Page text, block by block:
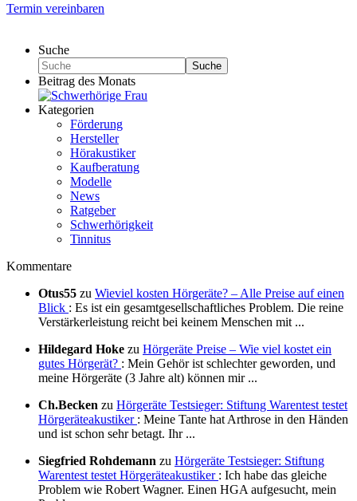
Termin vereinbaren
Suche
Suche
Beitrag des Monats
Kategorien
Förderung
Hersteller
Hörakustiker
Kaufberatung
Modelle
News
Ratgeber
Schwerhörigkeit
Tinnitus
Kommentare
Otus55 zu Wieviel kosten Hörgeräte? – Alle Preise auf einen
Blick‎ : Es ist ein gesamtgesellschaftliches Problem. Die reine
Verstärkerleistung reicht bei keinem Menschen mit ...
Hildegard Hoke zu Hörgeräte Preise – Wie viel kostet ein
gutes Hörgerät? : Mein Gehör ist schlechter geworden, und
meine Hörgeräte (3 Jahre alt) können mir ...
Ch.Becken zu Hörgeräte Testsieger: Stiftung Warentest testet
Hörgeräteakustiker : Meine Tante hat Arthrose in den Händen
und ist schon sehr betagt. Ihr ...
Siegfried Rohdemann zu Hörgeräte Testsieger: Stiftung
Warentest testet Hörgeräteakustiker : Ich habe das gleiche
Problem wie Robert Wagner. Einen HGA aufgesucht, mein